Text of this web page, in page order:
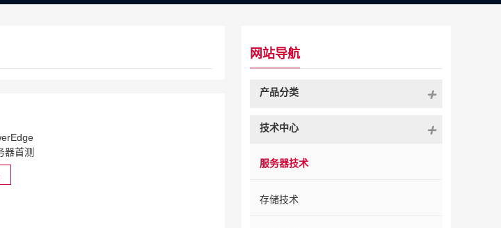
器首测
网站导航
产品分类
技术中心
服务器技术
存储技术